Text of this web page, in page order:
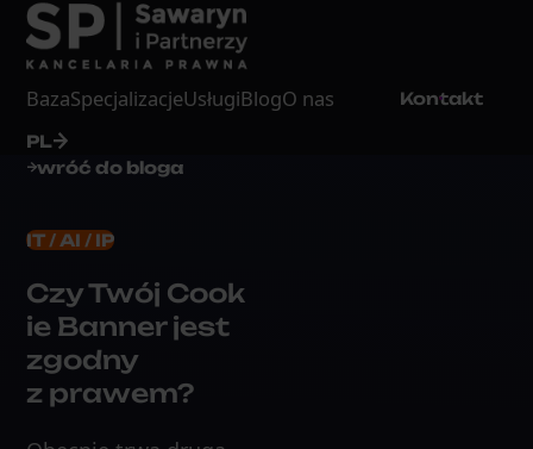
BazaSpecjalizacjeUsługiBlogO nas Kontakt
PL
wróć do bloga
IT / AI / IP
Czy Twój Cook
ie Banner jest
zgodny
z prawem?